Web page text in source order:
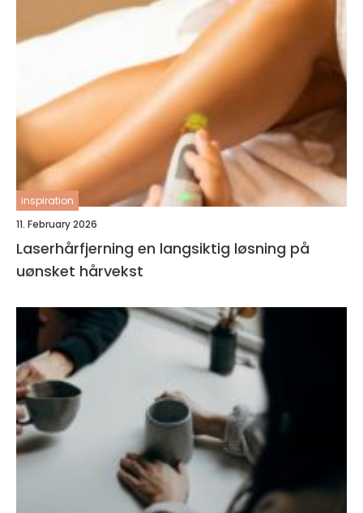
inspiration
11. February 2026
Laserhårfjerning en langsiktig løsning på
uønsket hårvekst